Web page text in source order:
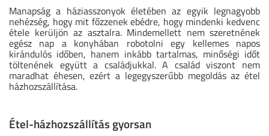
Manapság a háziasszonyok életében az egyik legnagyobb
nehézség, hogy mit főzzenek ebédre, hogy mindenki kedvenc
étele kerüljön az asztalra. Mindemellett nem szeretnének
egész nap a konyhában robotolni egy kellemes napos
kirándulós időben, hanem inkább tartalmas, minőségi időt
töltenének együtt a családjukkal. A család viszont nem
maradhat éhesen, ezért a legegyszerűbb megoldás az étel
házhozszállítása.
Étel-házhozszállítás gyorsan